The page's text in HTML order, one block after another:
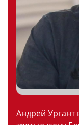
Андрей Ургант